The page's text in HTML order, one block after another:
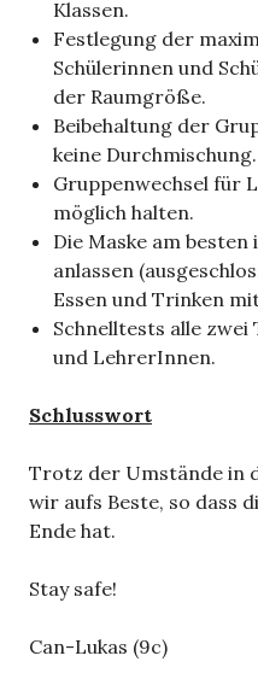
Klassen.
Festlegung der
Schülerinnen und
der Raumgröße.
Beibehaltung der
keine Durchmischung.
Gruppenwechsel für
möglich halten.
Die Maske am
anlassen
Essen und Trinken
Schnelltests alle
und LehrerInnen.
Schlusswort
Trotz der Umstände in
wir aufs Beste, so dass
Ende hat.
Stay safe!
Can-Lukas (9c)